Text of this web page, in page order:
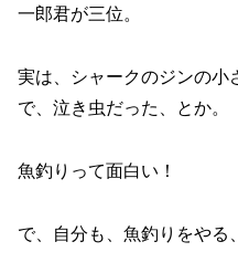
一郎君が三位。
実は、シャークのジンの小
で、泣き虫だった、とか。
魚釣りって面白い！
で、自分も、魚釣りをやる